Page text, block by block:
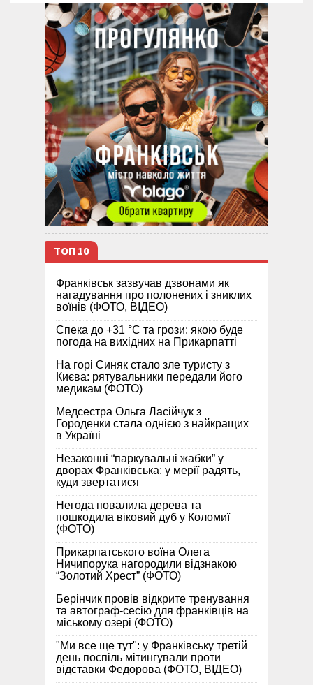
ТОП 10
Франківськ зазвучав дзвонами як
нагадування про полонених і зниклих
воїнів (ФОТО, ВІДЕО)
Спека до +31 °C та грози: якою буде
погода на вихідних на Прикарпатті
На горі Синяк стало зле туристу з
Києва: рятувальники передали його
медикам (ФОТО)
Медсестра Ольга Ласійчук з
Городенки стала однією з найкращих
в Україні
Незаконні “паркувальні жабки” у
дворах Франківська: у мерії радять,
куди звертатися
Негода повалила дерева та
пошкодила віковий дуб у Коломиї
(ФОТО)
Прикарпатського воїна Олега
Ничипорука нагородили відзнакою
“Золотий Хрест” (ФОТО)
Берінчик провів відкрите тренування
та автограф-сесію для франківців на
міському озері (ФОТО)
"Ми все ще тут": у Франківську третій
день поспіль мітингували проти
відставки Федорова (ФОТО, ВІДЕО)